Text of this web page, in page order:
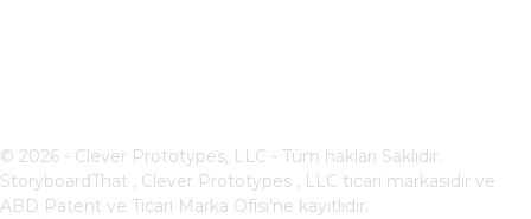
© 2026 - Clever Prototypes, LLC - Tüm hakları Saklıdır.
StoryboardThat , Clever Prototypes , LLC ticari markasıdır ve
ABD Patent ve Ticari Marka Ofisi'ne kayıtlıdır.